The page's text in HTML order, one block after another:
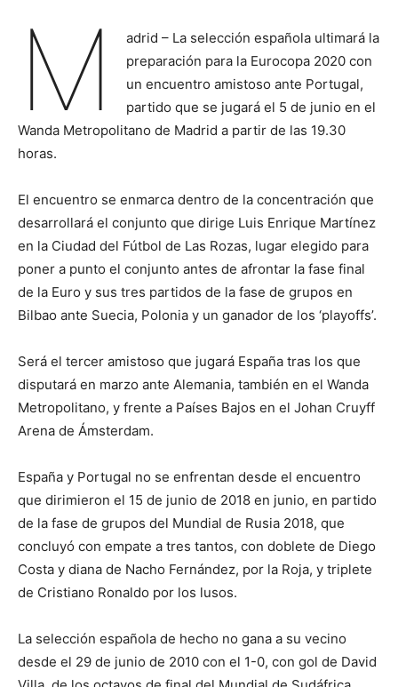
M
adrid – La selección española ultimará la
preparación para la Eurocopa 2020 con
un encuentro amistoso ante Portugal,
partido que se jugará el 5 de junio en el
Wanda Metropolitano de Madrid a partir de las 19.30
horas.
El encuentro se enmarca dentro de la concentración que
desarrollará el conjunto que dirige Luis Enrique Martínez
en la Ciudad del Fútbol de Las Rozas, lugar elegido para
poner a punto el conjunto antes de afrontar la fase final
de la Euro y sus tres partidos de la fase de grupos en
Bilbao ante Suecia, Polonia y un ganador de los ‘playoffs’.
Será el tercer amistoso que jugará España tras los que
disputará en marzo ante Alemania, también en el Wanda
Metropolitano, y frente a Países Bajos en el Johan Cruyff
Arena de Ámsterdam.
España y Portugal no se enfrentan desde el encuentro
que dirimieron el 15 de junio de 2018 en junio, en partido
de la fase de grupos del Mundial de Rusia 2018, que
concluyó con empate a tres tantos, con doblete de Diego
Costa y diana de Nacho Fernández, por la Roja, y triplete
de Cristiano Ronaldo por los lusos.
La selección española de hecho no gana a su vecino
desde el 29 de junio de 2010 con el 1-0, con gol de David